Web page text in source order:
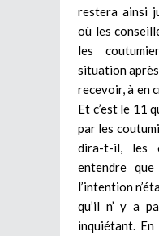
restera ainsi
où les
les
situation
recevoir, à en
Et c’est le 11
par les
dira-t-il, les
entendre
l’intention
qu’il n’ y a
inquiétant.